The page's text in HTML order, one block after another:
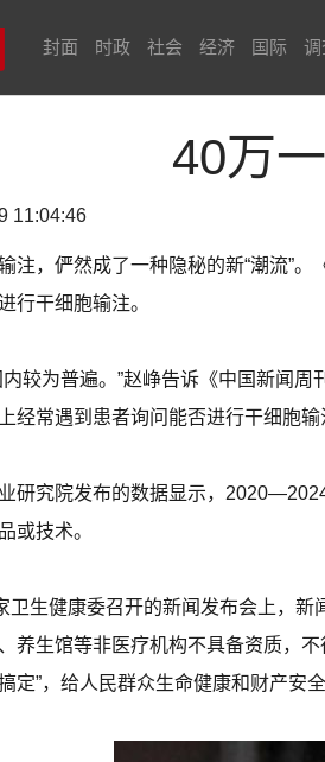
封面 时政 社会 经济 国际 调
40万
注，俨然成了一种隐秘的新“潮流”
行干细胞输注。
内较为普遍。”赵峥告诉《中国新闻
经常遇到患者询问能否进行干细胞
研究院发布的数据显示，
或技术。
卫生健康委召开的新闻发布会上，
养生馆等非医疗机构不具备资质，
定”，给人民群众生命健康和财产安全